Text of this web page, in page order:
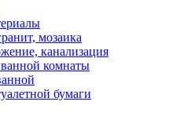
мозаика
канализация
комнаты
бумаги